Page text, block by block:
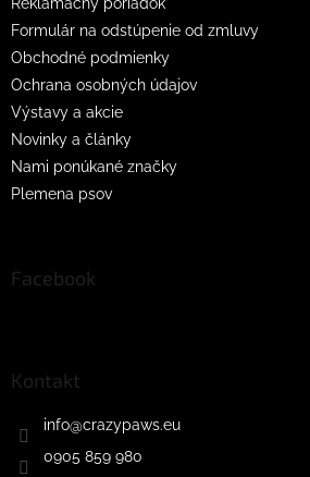
Formulár na odstúpenie od zmluvy
Obchodné podmienky
Ochrana osobných údajov
Výstavy a akcie
Novinky a články
Nami ponúkané značky
Plemena psov
Facebook
Kontakt
info@crazypaws.eu
0905 859 980